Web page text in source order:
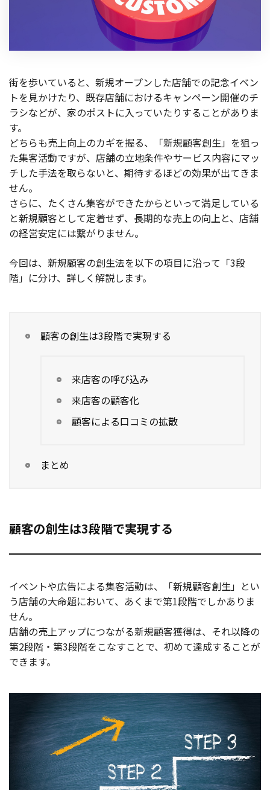
街を歩いていると、新規オープンした店舗での記念イベン
トを見かけたり、既存店舗におけるキャンペーン開催のチ
ラシなどが、家のポストに入っていたりすることがありま
す。
どちらも売上向上のカギを握る、「新規顧客創生」を狙っ
た集客活動ですが、店舗の立地条件やサービス内容にマッ
チした手法を取らないと、期待するほどの効果が出てきま
せん。
さらに、たくさん集客ができたからといって満足している
と新規顧客として定着せず、長期的な売上の向上と、店舗
の経営安定には繋がりません。
今回は、新規顧客の創生法を以下の項目に沿って「3段
階」に分け、詳しく解説します。
顧客の創生は3段階で実現する
来店客の呼び込み
来店客の顧客化
顧客による口コミの拡散
まとめ
顧客の創生は3段階で実現する
イベントや広告による集客活動は、「新規顧客創生」とい
う店舗の大命題において、あくまで第1段階でしかありま
せん。
店舗の売上アップにつながる新規顧客獲得は、それ以降の
第2段階・第3段階をこなすことで、初めて達成することが
できます。